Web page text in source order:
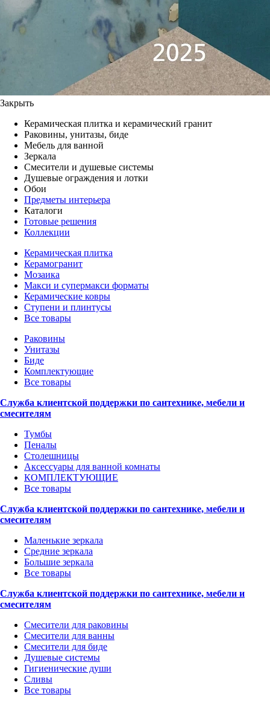
Закрыть
Керамическая плитка и керамический гранит
Раковины, унитазы, биде
Мебель для ванной
Зеркала
Смесители и душевые системы
Душевые ограждения и лотки
Обои
Предметы интерьера
Каталоги
Готовые решения
Коллекции
Керамическая плитка
Керамогранит
Мозаика
Макси и супермакси форматы
Керамические ковры
Ступени и плинтусы
Все товары
Раковины
Унитазы
Биде
Комплектующие
Все товары
Служба клиентской поддержки по сантехнике, мебели и
смесителям
Тумбы
Пеналы
Столешницы
Аксессуары для ванной комнаты
КОМПЛЕКТУЮЩИЕ
Все товары
Служба клиентской поддержки по сантехнике, мебели и
смесителям
Маленькие зеркала
Средние зеркала
Большие зеркала
Все товары
Служба клиентской поддержки по сантехнике, мебели и
смесителям
Смесители для раковины
Смесители для ванны
Смесители для биде
Душевые системы
Гигиенические души
Сливы
Все товары